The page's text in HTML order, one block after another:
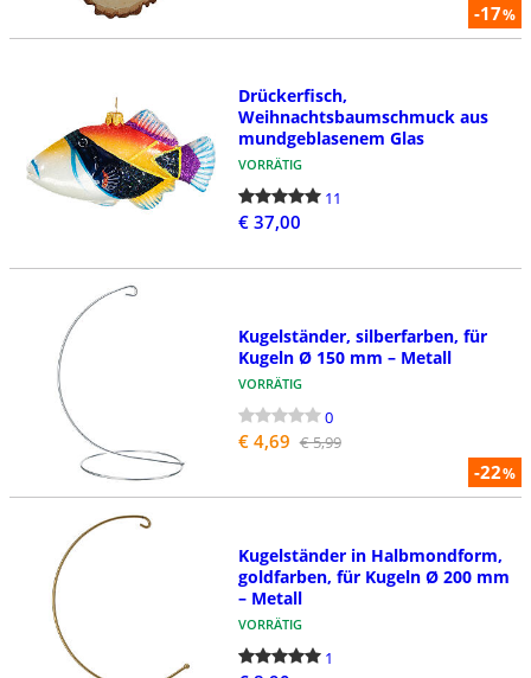
-17%
Drückerfisch,
Weihnachtsbaumschmuck aus
mundgeblasenem Glas
VORRÄTIG
11
€ 37,00
-22%
Kugelständer, silberfarben, für
Kugeln Ø 150 mm – Metall
VORRÄTIG
0
€ 4,69 € 5,99
Kugelständer in Halbmondform,
goldfarben, für Kugeln Ø 200 mm
– Metall
VORRÄTIG
1